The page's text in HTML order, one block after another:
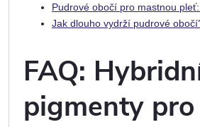
Pudrové obočí pro mastnou
Jak dlouho vydrží pudrové
FAQ:
pigmenty pro